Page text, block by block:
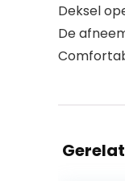
Deksel
De